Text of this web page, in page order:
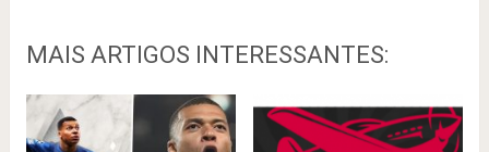
MAIS ARTIGOS INTERESSANTES: